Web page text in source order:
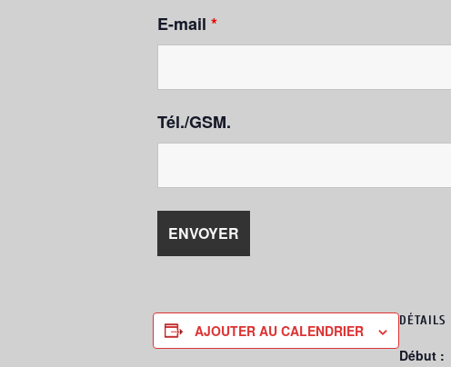
E-mail *
Tél./GSM.
AJOUTER AU CALENDRIER
DÉTAILS
Début :